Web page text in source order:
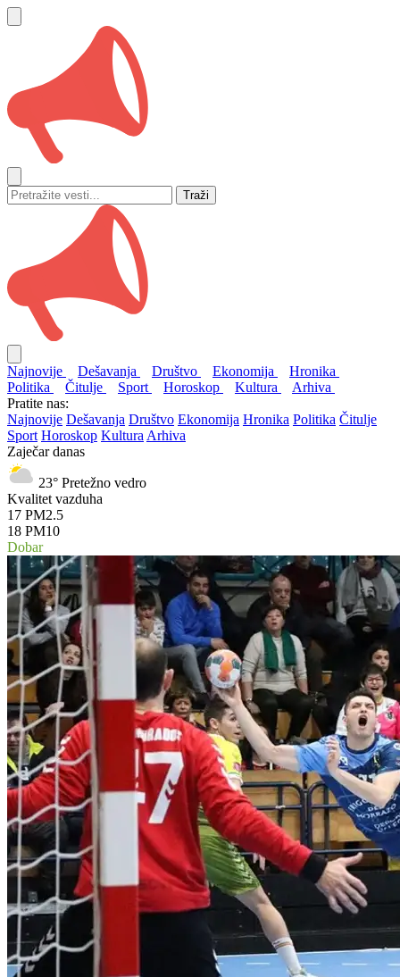
Traži
Najnovije Dešavanja Društvo Ekonomija
Hronika
Politika
Čitulje Sport Horoskop Kultura
Arhiva
Pratite nas:
Najnovije Dešavanja Društvo Ekonomija Hronika Politika Čitulje
Sport Horoskop Kultura Arhiva
Zaječar danas
23° Pretežno vedro
Kvalitet vazduha
17 PM2.5
18 PM10
Dobar